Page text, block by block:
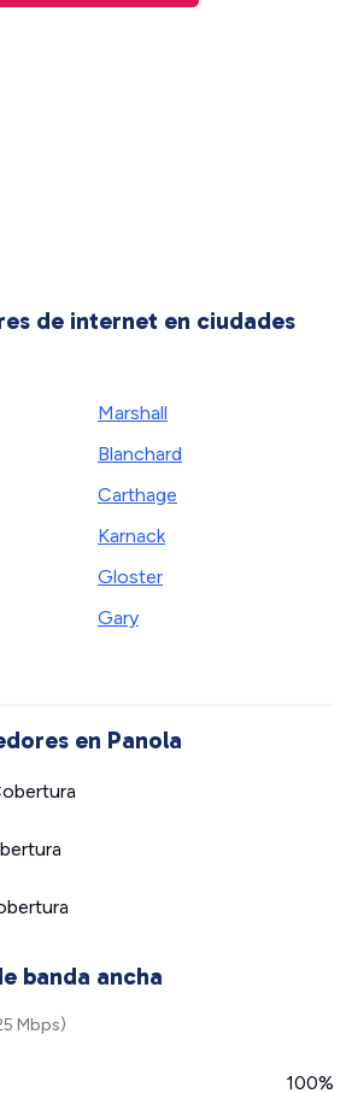
de internet en ciudades
Marshall
Blanchard
Carthage
Karnack
Gloster
Gary
en Panola
banda ancha
Mbps)
100%